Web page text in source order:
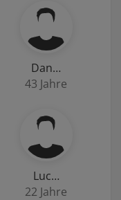
Dan…
43 Jahre
Luc…
22 Jahre